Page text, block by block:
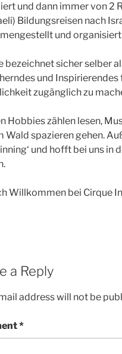
und dann immer von 2
Bildungsreisen nach
und
bezeichnet sicher selber
und
zugänglich zu
Hobbies zählen lesen,
Wald spazieren gehen.
und hofft bei uns in
Willkommen bei Cirque
a Reply
address will not be
*